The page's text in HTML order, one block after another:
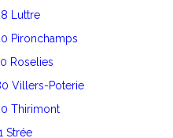
Luttre
Pironchamps
Roselies
Villers-Poterie
Thirimont
Strée